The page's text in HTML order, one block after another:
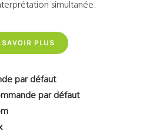
simultanée.
SAVOIR PLUS
par défaut
par défaut